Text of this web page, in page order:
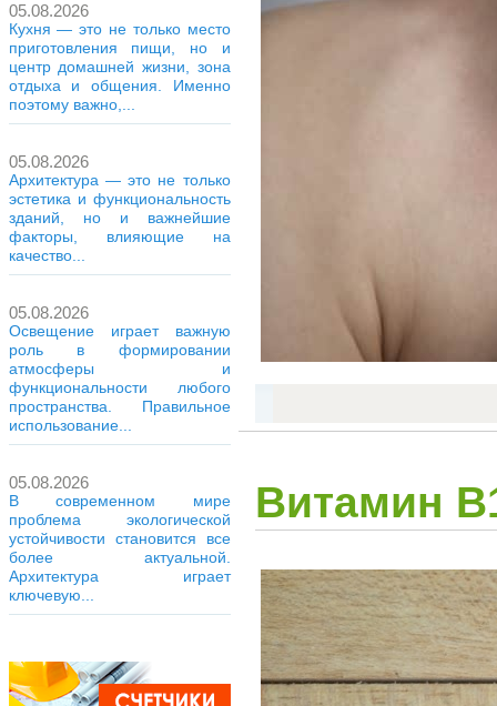
05.08.2026
Кухня — это не только место
приготовления пищи, но и
центр домашней жизни, зона
отдыха и общения. Именно
поэтому важно,...
05.08.2026
Архитектура — это не только
эстетика и функциональность
зданий, но и важнейшие
факторы, влияющие на
качество...
05.08.2026
Освещение играет важную
роль в формировании
атмосферы и
функциональности любого
пространства. Правильное
использование...
05.08.2026
В современном мире
проблема экологической
устойчивости становится все
более актуальной.
Архитектура играет
ключевую...
Витамин